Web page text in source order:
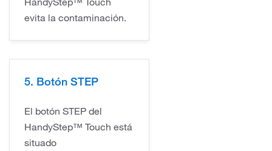
evita la contaminación.
5. Botón STEP
El botón STEP del
HandyStep™ Touch está
situado